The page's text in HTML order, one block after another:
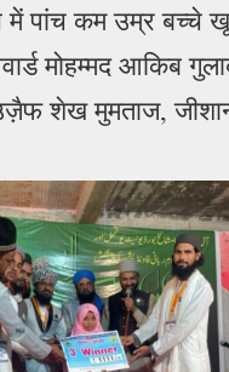
पांच कम उम्र बच्चे
मोहम्मद
शेख मुमताज,